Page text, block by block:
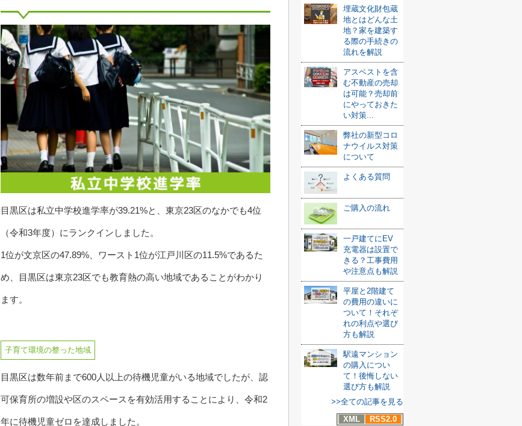
目黒区は私立中学校進学率が39.21%と、東京23区のなかでも4位
（令和3年度）にランクインしました。
1位が文京区の47.89%、ワースト1位が江戸川区の11.5%であるた
め、目黒区は東京23区でも教育熱の高い地域であることがわかり
ます。
子育て環境の整った地域
目黒区は数年前まで600人以上の待機児童がいる地域でしたが、認
可保育所の増設や区のスペースを有効活用することにより、令和2
年に待機児童ゼロを達成しました。
埋蔵文化財包蔵
地とはどんな土
地？家を建築す
る際の手続きの
流れを解説
アスベストを含
む不動産の売却
は可能？売却前
にやっておきた
い対策...
弊社の新型コロ
ナウイルス対策
について
よくある質問
ご購入の流れ
一戸建てにEV
充電器は設置で
きる？工事費用
や注意点も解説
平屋と2階建て
の費用の違いに
ついて！それぞ
れの利点や選び
方も解説
駅遠マンション
の購入につい
て！後悔しない
選び方も解説
>>全ての記事を見る
XML
RSS2.0